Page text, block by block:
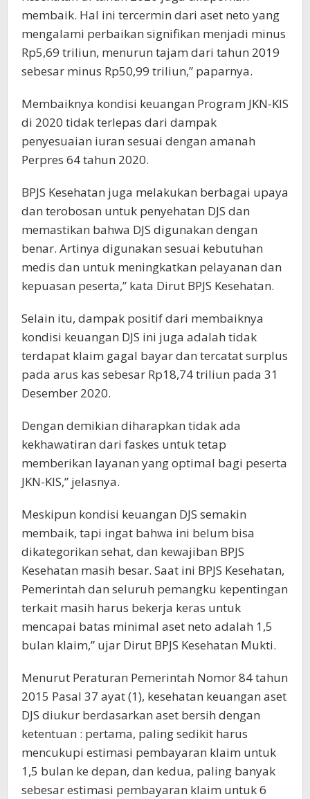
membaik. Hal ini tercermin dari aset neto yang
mengalami perbaikan signifikan menjadi minus
Rp5,69 triliun, menurun tajam dari tahun 2019
sebesar minus Rp50,99 triliun,” paparnya.
Membaiknya kondisi keuangan Program JKN-KIS
di 2020 tidak terlepas dari dampak
penyesuaian iuran sesuai dengan amanah
Perpres 64 tahun 2020.
BPJS Kesehatan juga melakukan berbagai upaya
dan terobosan untuk penyehatan DJS dan
memastikan bahwa DJS digunakan dengan
benar. Artinya digunakan sesuai kebutuhan
medis dan untuk meningkatkan pelayanan dan
kepuasan peserta,” kata Dirut BPJS Kesehatan.
Selain itu, dampak positif dari membaiknya
kondisi keuangan DJS ini juga adalah tidak
terdapat klaim gagal bayar dan tercatat surplus
pada arus kas sebesar Rp18,74 triliun pada 31
Desember 2020.
Dengan demikian diharapkan tidak ada
kekhawatiran dari faskes untuk tetap
memberikan layanan yang optimal bagi peserta
JKN-KIS,” jelasnya.
Meskipun kondisi keuangan DJS semakin
membaik, tapi ingat bahwa ini belum bisa
dikategorikan sehat, dan kewajiban BPJS
Kesehatan masih besar. Saat ini BPJS Kesehatan,
Pemerintah dan seluruh pemangku kepentingan
terkait masih harus bekerja keras untuk
mencapai batas minimal aset neto adalah 1,5
bulan klaim,” ujar Dirut BPJS Kesehatan Mukti.
Menurut Peraturan Pemerintah Nomor 84 tahun
2015 Pasal 37 ayat (1), kesehatan keuangan aset
DJS diukur berdasarkan aset bersih dengan
ketentuan : pertama, paling sedikit harus
mencukupi estimasi pembayaran klaim untuk
1,5 bulan ke depan, dan kedua, paling banyak
sebesar estimasi pembayaran klaim untuk 6